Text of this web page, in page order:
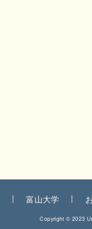
富山大学
Copyright © 2023